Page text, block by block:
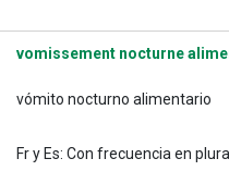
vomissement nocturne
vómito nocturno alimentario
Fr y Es: Con frecuencia en plural.